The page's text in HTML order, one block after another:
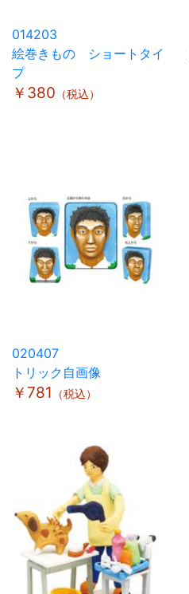
014203
絵巻きもの ショートタイ
プ
￥380 （税込）
020407
トリック自画像
￥781 （税込）